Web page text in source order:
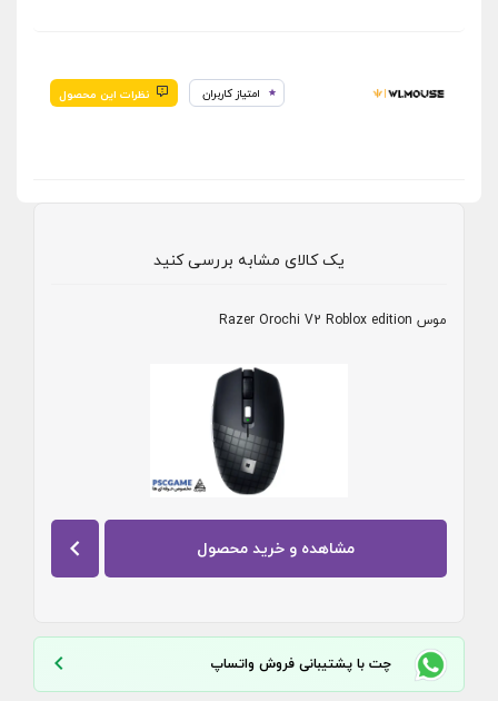
یک کالای مشابه بررسی کنید
موس Razer Orochi V2 Roblox edition
مشاهده و خرید محصول
چت با پشتیبانی فروش واتساپ
امتیاز کاربران نظرات این محصول